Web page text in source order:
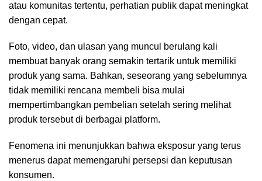
atau komunitas tertentu, perhatian publik dapat meningkat
dengan cepat.
Foto, video, dan ulasan yang muncul berulang kali
membuat banyak orang semakin tertarik untuk memiliki
produk yang sama. Bahkan, seseorang yang sebelumnya
tidak memiliki rencana membeli bisa mulai
mempertimbangkan pembelian setelah sering melihat
produk tersebut di berbagai platform.
Fenomena ini menunjukkan bahwa eksposur yang terus
menerus dapat memengaruhi persepsi dan keputusan
konsumen.